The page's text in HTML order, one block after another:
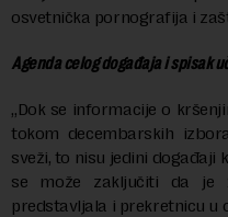
osvetnička pornografija i
Agenda celog događaja i spisak
„Dok se informacije o
tokom decembarskih
sveži, to nisu jedini događaji
se može zaključiti da je
predstavljala i prekretnicu u